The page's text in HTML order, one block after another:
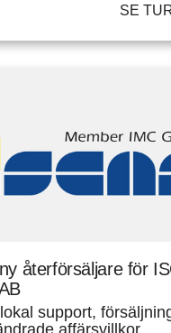
SE
återförsäljare för
support,